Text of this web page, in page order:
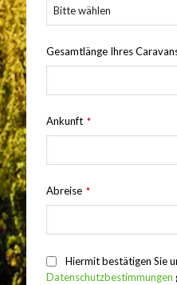
Gesamtlänge Ihres
Ankunft *
Abreise *
Hiermit bestätigen Sie
Datenschutzbestimmungen